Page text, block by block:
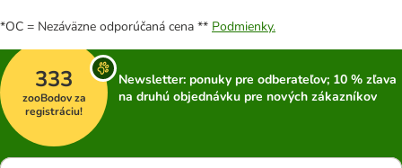
*OC = Nezáväzne odporúčaná cena ** Podmienky.
333
zooBodov za
registráciu!
Newsletter: ponuky pre odberateľov; 10 % zľava
na druhú objednávku pre nových zákazníkov